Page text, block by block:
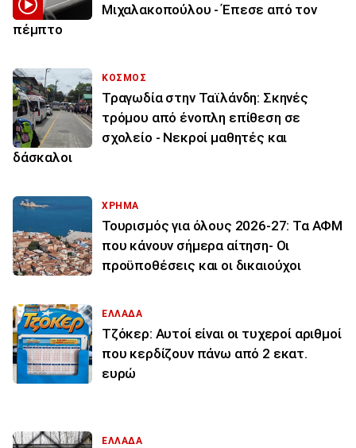
Μιχαλακοπούλου - Έπεσε από τον
πέμπτο
ΚΟΣΜΟΣ
Τραγωδία στην Ταϊλάνδη: Σκηνές
τρόμου από ένοπλη επίθεση σε
σχολείο - Νεκροί μαθητές και
δάσκαλοι
ΧΡΗΜΑ
Τουρισμός για όλους 2026-27: Τα ΑΦΜ
που κάνουν σήμερα αίτηση- Οι
προϋποθέσεις και οι δικαιούχοι
ΕΛΛΑΔΑ
Τζόκερ: Αυτοί είναι οι τυχεροί αριθμοί
που κερδίζουν πάνω από 2 εκατ.
ευρώ
ΕΛΛΑΔΑ